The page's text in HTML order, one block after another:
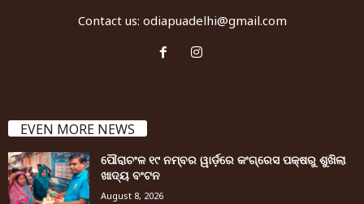
Contact us: odiapuadelhi@gmail.com
EVEN MORE NEWS
ପୌରାଚଂଳ ୧୯ ନମ୍ବର ୱାର୍ଡ଼ରେ କଂଗ୍ରେସ ପକ୍ଷରୁ ଶୁଖିଲା
ଖାଦ୍ୟ ବଂଟନ
August 8, 2026